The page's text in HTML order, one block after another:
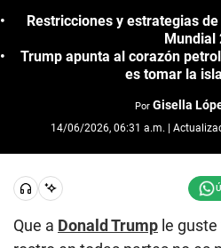
Restricciones y estrategias
Mundial
Trump apunta al corazón
es tomar la
Por Gisella
14/06/2026, 06:31 a.m. |
Que a Donald Trump le